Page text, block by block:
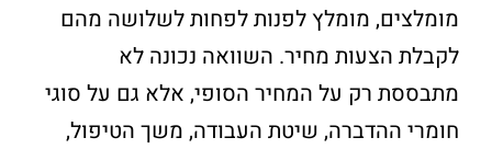
מומלצים, מומלץ לפנות לפחות לשלושה מהם
לקבלת הצעות מחיר. השוואה נכונה לא
מתבססת רק על המחיר הסופי, אלא גם על סוגי
חומרי ההדברה, שיטת העבודה, משך הטיפול,